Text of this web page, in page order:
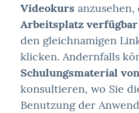
Videokurs anzusehen,
Arbeitsplatz
den gleichnamigen
klicken. Andernfalls
Schulungsmaterial von
konsultieren, wo Sie
Benutzung der